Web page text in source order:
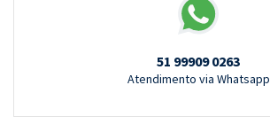
51 99909 0263
Atendimento via Whatsapp